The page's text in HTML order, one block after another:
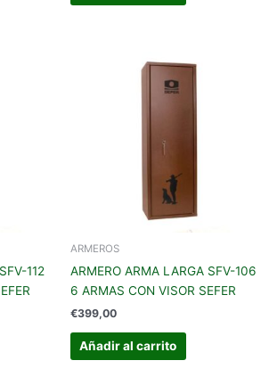
112
ARMEROS
ARMERO ARMA LARGA SFV-106
6 ARMAS CON VISOR SEFER
€399,00
Añadir al carrito